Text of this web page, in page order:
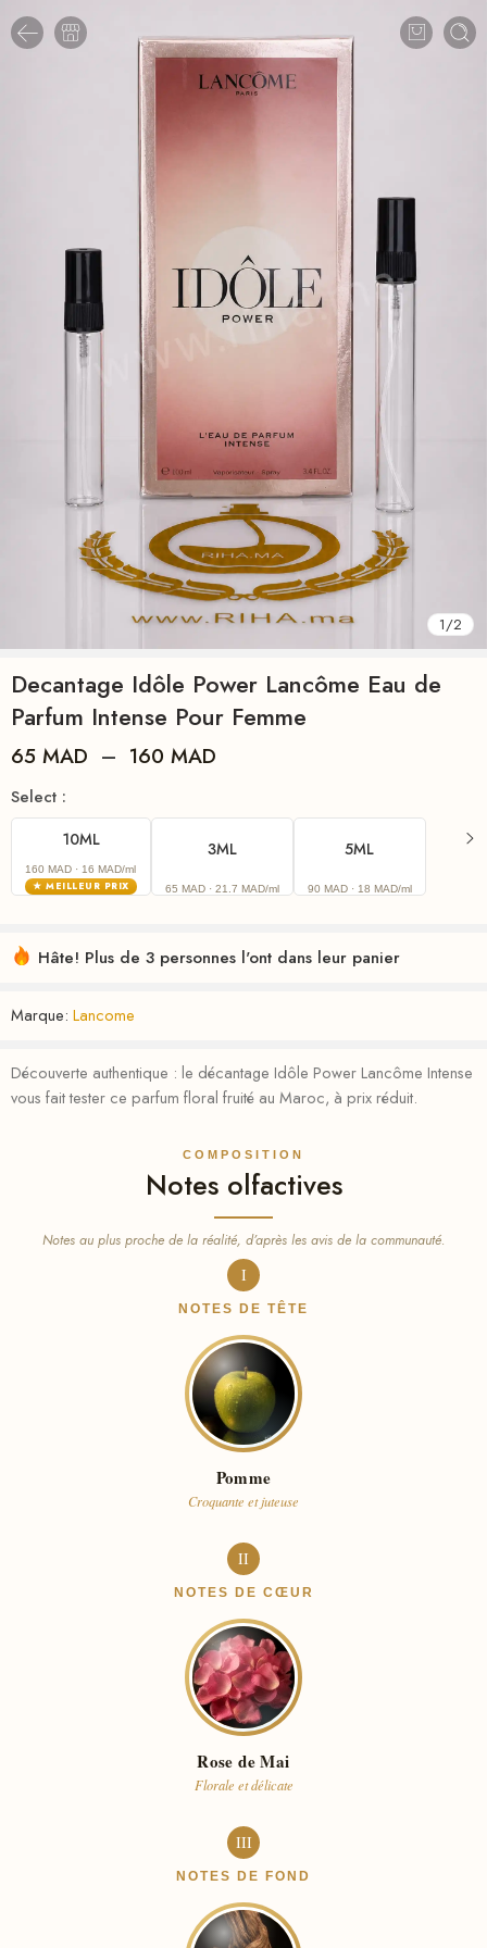
1/2
Decantage Idôle Power Lancôme Eau de
Parfum Intense Pour Femme
65 MAD – 160 MAD
Select :
10ML
160 MAD · 16 MAD/ml
★ MEILLEUR PRIX
3ML
65 MAD· 21.7 MAD/ml
5ML
90 MAD· 18 MAD/ml
Hâte! Plus de 3 personnes l'ont dans leur panier
Marque: Lancome
Découverte authentique : le décantage Idôle Power Lancôme Intense
vous fait tester ce parfum floral fruité au Maroc, à prix réduit.
COMPOSITION
Notes olfactives
Notes au plus proche de la réalité, d’après les avis de la communauté.
I
NOTES DE TÊTE
Pomme
Croquante et juteuse
II
NOTES DE CŒUR
Rose de Mai
Florale et délicate
III
NOTES DE FOND